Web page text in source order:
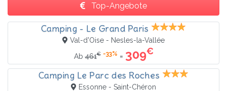
Top-Angebote
Camping - Le Grand Paris
Val-d'Oise - Nesles-la-Vallée
Ab461€ -33% = 309€
Camping Le Parc des Roches
Essonne - Saint-Chéron